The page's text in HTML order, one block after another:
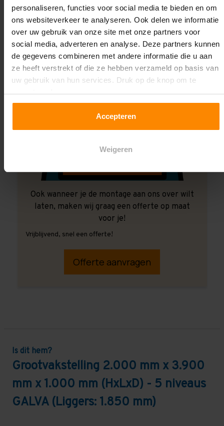
personaliseren, functies voor social media te bieden en om
ons websiteverkeer te analyseren. Ook delen we informatie
over uw gebruik van onze site met onze partners voor
social media, adverteren en analyse. Deze partners kunnen
de gegevens combineren met andere informatie die u aan
ze heeft verstrekt of die ze hebben verzameld op basis van
uw gebruik van hun services. Druk op de knop om te
accepteren!
Accepteren
Weigeren
Ook wanneer je de montage aan ons over wilt
laten, maken wij graag een offerte op maat
voor je!
Vrijblijvend, snel een offerte!
Offerte aanvragen
Is dit hem?
Grootvakstelling 2.000 mm x 3.900
mm x 1.000 mm (HxLxD) - 5 niveaus
GALVA (Liggers: 1.850 mm)